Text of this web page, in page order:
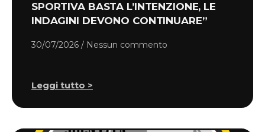
SPORTIVA BASTA L’INTENZIONE, LE
INDAGINI DEVONO CONTINUARE”
30/07/2026 Nessun commento
Leggi tutto >